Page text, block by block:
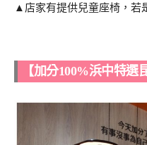
▲店家有提供兒童座椅，若
【加分100%浜中特選